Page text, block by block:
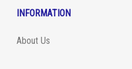
INFORMATION
About Us